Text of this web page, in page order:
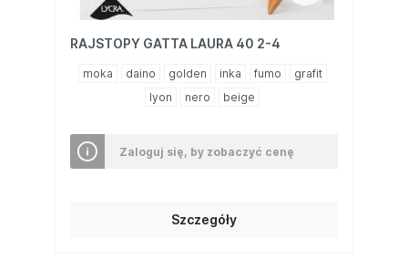
RAJSTOPY GATTA LAURA 40 2-4
moka daino golden inka fumo
grafit
lyon
nero beige
Zaloguj się, by zobaczyć cenę
Szczegóły